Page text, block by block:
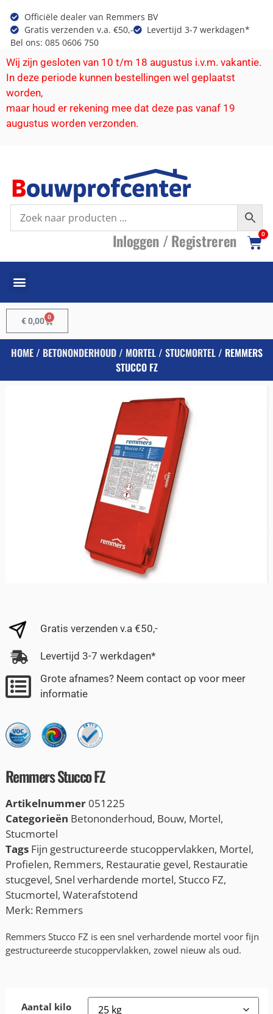
Officiële dealer van Remmers BV
Gratis verzenden v.a. €50,-
Levertijd 3-7 werkdagen*
Bel ons: 085 0606 750
Wij zijn gesloten van 10 t/m 18 augustus i.v.m. vakantie.
In deze periode kunnen bestellingen wel geplaatst
worden,
maar houd er rekening mee dat deze pas vanaf 19
augustus worden verzonden.
Inloggen /Registreren 0
€0,00 0
HOME/ BETONONDERHOUD/ MORTEL/ STUCMORTEL/ REMMERS
STUCCO FZ
Gratis verzenden v.a €50,-
Levertijd 3-7 werkdagen*
Grote afnames? Neem contact op voor meer
informatie
Remmers Stucco FZ
Artikelnummer 051225
Categorieën Betononderhoud, Bouw, Mortel,
Stucmortel
Tags Fijn gestructureerde stucoppervlakken, Mortel,
Profielen, Remmers, Restauratie gevel, Restauratie
stucgevel, Snel verhardende mortel, Stucco FZ,
Stucmortel, Waterafstotend
Merk: Remmers
Remmers Stucco FZ is een snel verhardende mortel voor fijn
gestructureerde stucoppervlakken, zowel nieuw als oud.
Aantal kilo